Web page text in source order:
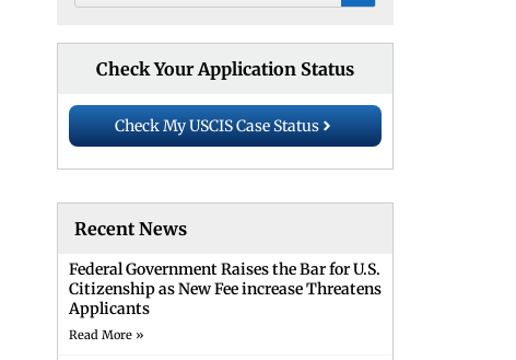
Check Your Application Status
Check My USCIS Case Status
Recent News
Federal Government Raises the Bar for U.S.
Citizenship as New Fee increase Threatens
Applicants
Read More »